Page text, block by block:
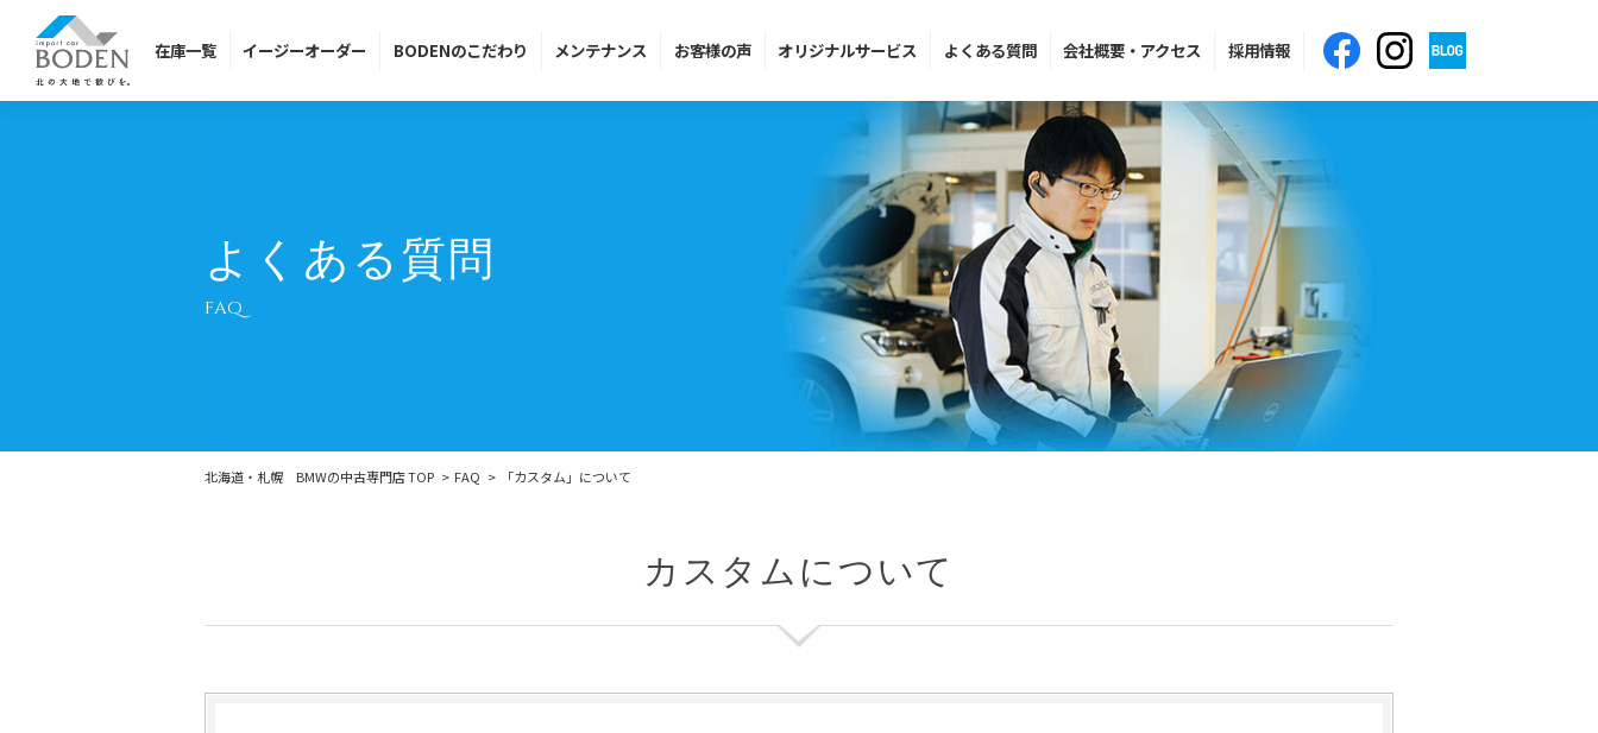
在庫一覧 イージーオーダー BODENのこだわり メンテナンス お客様の声 オリジナルサービス よくある質問 会社概要 ・アクセス 採用情報
よくある質問
FAQ
北海道・札幌 BMWの中古専門店 TOP FAQ 「カスタム」について
カスタムについて